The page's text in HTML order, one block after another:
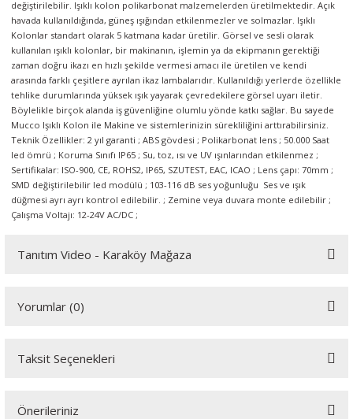
değiştirilebilir. Işıklı kolon polikarbonat malzemelerden üretilmektedir. Açık
havada kullanıldığında, güneş ışığından etkilenmezler ve solmazlar. Işıklı
Kolonlar standart olarak 5 katmana kadar üretilir. Görsel ve sesli olarak
kullanılan ışıklı kolonlar, bir makinanın, işlemin ya da ekipmanın gerektiği
zaman doğru ikazı en hızlı şekilde vermesi amacı ile üretilen ve kendi
arasında farklı çeşitlere ayrılan ikaz lambalarıdır. Kullanıldığı yerlerde özellikle
tehlike durumlarında yüksek ışık yayarak çevredekilere görsel uyarı iletir.
Böylelikle birçok alanda iş güvenliğine olumlu yönde katkı sağlar. Bu sayede
Mucco Işıklı Kolon ile Makine ve sistemlerinizin sürekliliğini arttırabilirsiniz.
Teknik Özellikler: 2 yıl garanti ; ABS gövdesi ; Polikarbonat lens ; 50.000 Saat
led ömrü ; Koruma Sınıfı IP65 ; Su, toz, ısı ve UV ışınlarından etkilenmez ;
Sertifikalar: ISO-900, CE, ROHS2, IP65, SZUTEST, EAC, ICAO ; Lens çapı: 70mm ;
SMD değiştirilebilir led modülü ; 103-116 dB ses yoğunluğu Ses ve ışık
düğmesi ayrı ayrı kontrol edilebilir. ; Zemine veya duvara monte edilebilir ;
Çalışma Voltajı: 12-24V AC/DC ;
Tanıtım Video - Karaköy Mağaza
Yorumlar (0)
Bu ürüne ilk yorumu siz yapın!
Taksit Seçenekleri
Önerileriniz